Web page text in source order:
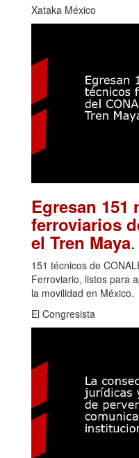
Xataka México
Egresan 151
ferroviarios
el Tren Maya
151 técnicos de
Ferroviario, listos para
la movilidad en México.
El Congresista